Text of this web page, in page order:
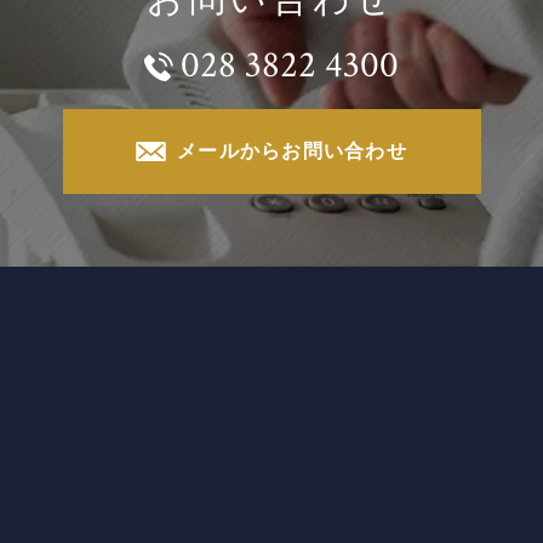
028 3822 4300
メールからお問い合わせ